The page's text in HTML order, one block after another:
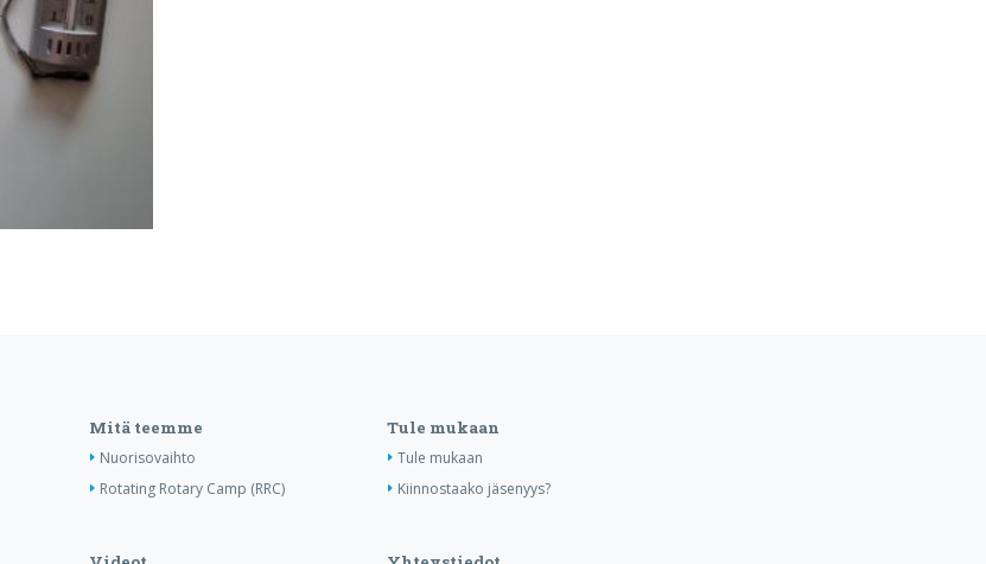
Mitä teemme
Nuorisovaihto
Rotating Rotary Camp (RRC)
Tule mukaan
Tule mukaan
Kiinnostaako jäsenyys?